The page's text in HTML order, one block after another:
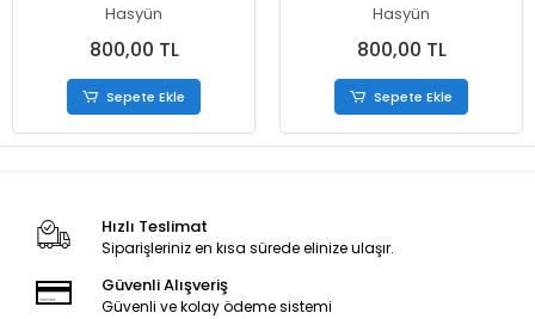
Hasyün
800,00 TL
Sepete Ekle
Hasyün
800,00 TL
Sepete Ekle
Hızlı Teslimat
Siparişleriniz en kısa sürede elinize ulaşır.
Güvenli Alışveriş
Güvenli ve kolay ödeme sistemi